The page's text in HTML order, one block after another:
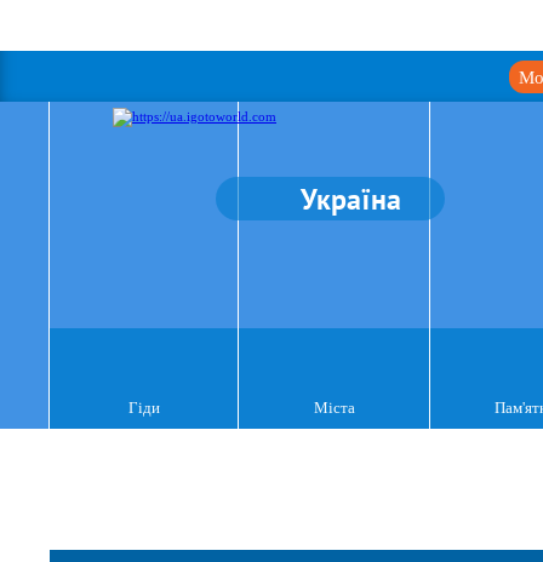
Україна
Гіди Міста